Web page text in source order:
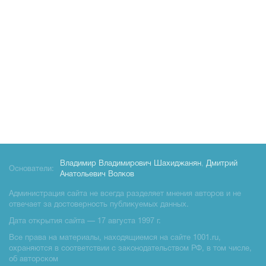
Основатели:
Владимир Владимирович Шахиджанян, Дмитрий
Анатольевич Волков
Администрация сайта не всегда разделяет мнения авторов и не
отвечает за достоверность публикуемых данных.
Дата открытия сайта — 17 августа 1997 г.
Все права на материалы, находящиемся на сайте 1001.ru,
охраняются в соответствии с законодательством РФ, в том числе,
об авторском